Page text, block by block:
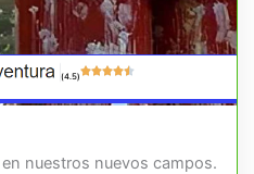
(4.5)
nuestros nuevos campos.